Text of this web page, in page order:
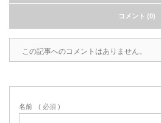
コメント (0)
この記事へのコメントはありません。
名前 ( 必須 )